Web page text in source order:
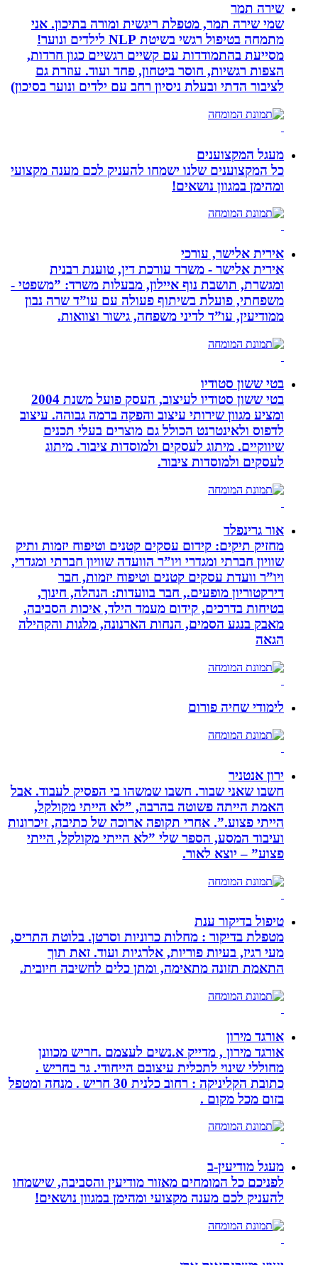
שירה תמר
שמי שירה תמר, מטפלת ריגשית ומורה בתיכון. אני
מתמחה בטיפול רגשי בשיטת NLP לילדים ונוער!
מסייעת בהתמודדות עם קשיים רגשיים כגון חרדות,
הצפות רגשיות, חוסר ביטחון, פחד ועוד. עוזרת גם
לציבור הדתי ובעלת ניסיון רחב עם ילדים ונוער בסיכון)
מעגל המקצוענים
כל המקצוענים שלנו ישמחו להעניק לכם מענה מקצועי
ומהימן במגוון נושאים!
אירית אלישר, עורכי
אירית אלישר - משרד עורכת דין, טוענת רבנית
ומגשרת, תושבת נוף איילון, מבעלות משרד: ”משפטי -
משפחתי, פועלת בשיתוף פעולה עם עו”ד שרה נבון
ממודיעין, עו”ד לדיני משפחה, גישור וצוואות.
בטי ששון סטודיו
בטי ששון סטודיו לעיצוב, העסק פועל משנת 2004
ומציע מגוון שירותי עיצוב והפקה ברמה גבוהה. עיצוב
לדפוס ולאינטרנט הכולל גם מוצרים בעלי תכנים
שיווקיים. מיתוג לעסקים ולמוסדות ציבור. מיתוג
לעסקים ולמוסדות ציבור.
אור גרינפלד
מחזיק תיקים: קידום עסקים קטנים וטיפוח יזמות ותיק
שוויון חברתי ומגדרי ויו”ר הוועדה שוויון חברתי ומגדרי,
ויו”ר וועדת עסקים קטנים וטיפוח יזמות, חבר
דירקטוריון מופעים., חבר בוועדות: הנהלה, חינוך,
בטיחות בדרכים, קידום מעמד הילד, איכות הסביבה,
מאבק בנגע הסמים, הנחות הארנונה, מלגות והקהילה
לימודי שחיה פורום
ירון אנטניר
חשבו שאני שבור. חשבו שמשהו בי הפסיק לעבוד. אבל
האמת הייתה פשוטה בהרבה, ”לא הייתי מקולקל,
הייתי פצוע.”. אחרי תקופה ארוכה של כתיבה, זיכרונות
ועיבוד המסע, הספר שלי ”לא הייתי מקולקל, הייתי
פצוע” – יוצא לאור.
טיפול בדיקור ענת
מטפלת בדיקור : מחלות כרוניות וסרטן. בלוטת התריס,
מעי רגיז, בעיות פוריות, אלרגיות ועוד. זאת תוך
התאמת תזונה מתאימה, ומתן כלים לחשיבה חיובית.
אורגד מירון
אורגד מירון , מדייק א.נשים לעצמם .חריש מכוונן
מחוללי שינוי לתכלית עיצובם הייחודי. גר בחריש .
כתובת הקליניקה : רחוב כלנית 30 חריש . מנחה ומטפל
בזום מכל מקום .
מעגל מודיעין-ב
לפניכם כל המומחים מאזור מודיעין והסביבה, שישמחו
להעניק לכם מענה מקצועי ומהימן במגוון נושאים!